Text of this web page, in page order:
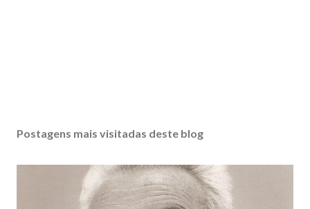
Postagens mais visitadas deste blog